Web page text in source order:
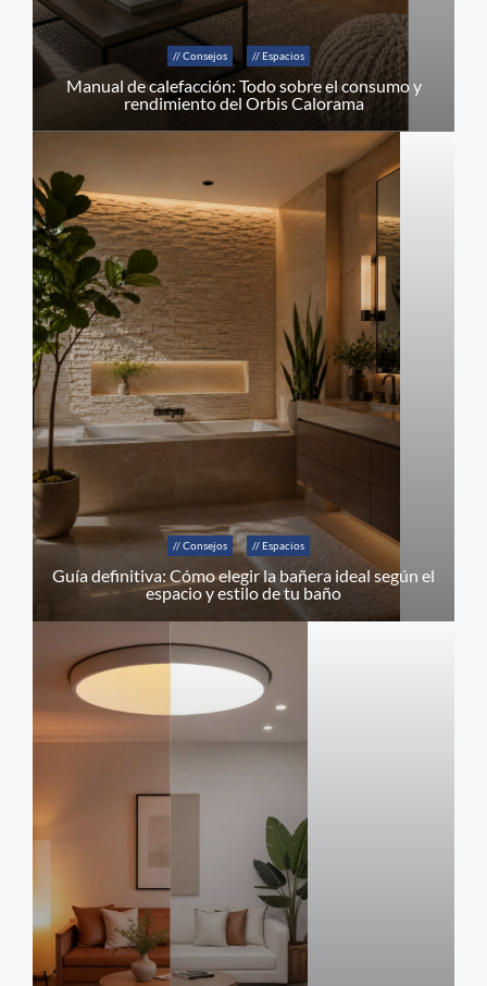
// Consejos // Espacios
Manual de calefacción: Todo sobre el consumo y
rendimiento del Orbis Calorama
// Consejos // Espacios
Guía definitiva: Cómo elegir la bañera ideal según el
espacio y estilo de tu baño